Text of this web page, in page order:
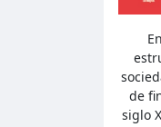
de
siglo